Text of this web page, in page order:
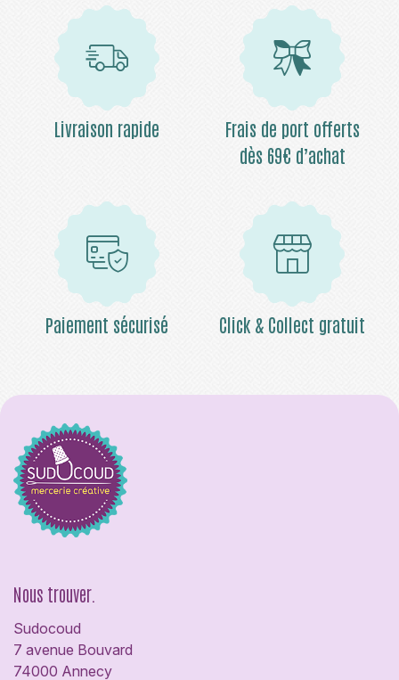
Livraison rapide
Frais de port offerts
dès 69€ d’achat
Paiement sécurisé Click & Collect gratuit
Nous trouver.
Sudocoud
7 avenue Bouvard
74000 Annecy